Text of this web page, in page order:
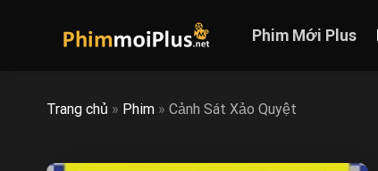
Phim Mới Plus
Trang chủ » Phim » Cảnh Sát Xảo Quyệt